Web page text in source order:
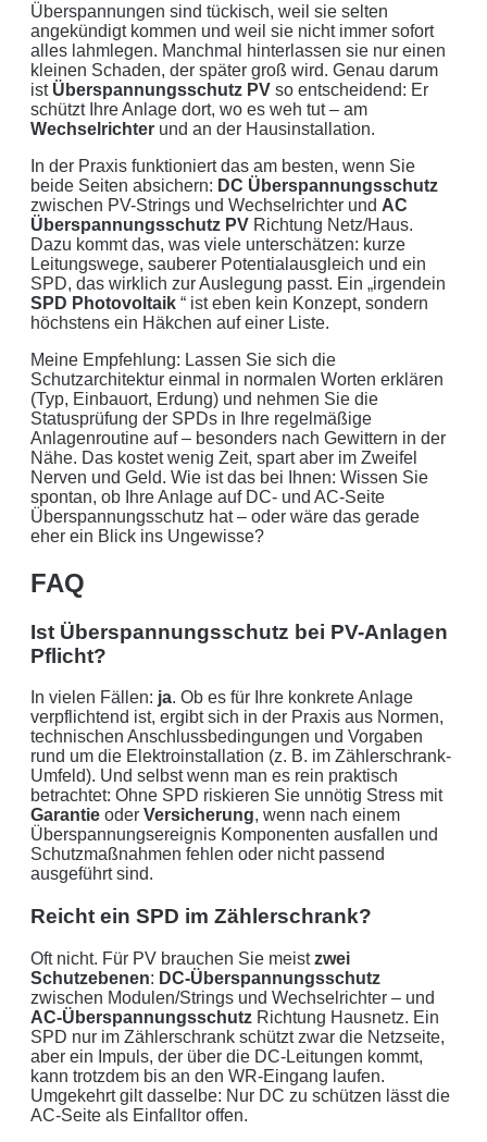
Überspannungen sind tückisch, weil sie selten
angekündigt kommen und weil sie nicht immer sofort
alles lahmlegen. Manchmal hinterlassen sie nur einen
kleinen Schaden, der später groß wird. Genau darum
ist Überspannungsschutz PV so entscheidend: Er
schützt Ihre Anlage dort, wo es weh tut – am
Wechselrichter und an der Hausinstallation.
In der Praxis funktioniert das am besten, wenn Sie
beide Seiten absichern: DC Überspannungsschutz
zwischen PV-Strings und Wechselrichter und AC
Überspannungsschutz PV Richtung Netz/Haus.
Dazu kommt das, was viele unterschätzen: kurze
Leitungswege, sauberer Potentialausgleich und ein
SPD, das wirklich zur Auslegung passt. Ein „irgendein
SPD Photovoltaik “ ist eben kein Konzept, sondern
höchstens ein Häkchen auf einer Liste.
Meine Empfehlung: Lassen Sie sich die
Schutzarchitektur einmal in normalen Worten erklären
(Typ, Einbauort, Erdung) und nehmen Sie die
Statusprüfung der SPDs in Ihre regelmäßige
Anlagenroutine auf – besonders nach Gewittern in der
Nähe. Das kostet wenig Zeit, spart aber im Zweifel
Nerven und Geld. Wie ist das bei Ihnen: Wissen Sie
spontan, ob Ihre Anlage auf DC- und AC-Seite
Überspannungsschutz hat – oder wäre das gerade
eher ein Blick ins Ungewisse?
FAQ
Ist Überspannungsschutz bei PV-Anlagen
Pflicht?
In vielen Fällen: ja. Ob es für Ihre konkrete Anlage
verpflichtend ist, ergibt sich in der Praxis aus Normen,
technischen Anschlussbedingungen und Vorgaben
rund um die Elektroinstallation (z. B. im Zählerschrank-
Umfeld). Und selbst wenn man es rein praktisch
betrachtet: Ohne SPD riskieren Sie unnötig Stress mit
Garantie oder Versicherung, wenn nach einem
Überspannungsereignis Komponenten ausfallen und
Schutzmaßnahmen fehlen oder nicht passend
ausgeführt sind.
Reicht ein SPD im Zählerschrank?
Oft nicht. Für PV brauchen Sie meistzwei
Schutzebenen: DC-Überspannungsschutz
zwischen Modulen/Strings und Wechselrichter – und
AC-Überspannungsschutz Richtung Hausnetz. Ein
SPD nur im Zählerschrank schützt zwar die Netzseite,
aber ein Impuls, der über die DC-Leitungen kommt,
kann trotzdem bis an den WR-Eingang laufen.
Umgekehrt gilt dasselbe: Nur DC zu schützen lässt die
AC-Seite als Einfalltor offen.